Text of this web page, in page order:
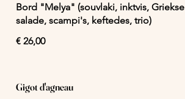
Bord "Melya" (souvlaki, inktvis, Griekse
salade, scampi's, keftedes, trio)
€ 26,00
Gigot d'agneau